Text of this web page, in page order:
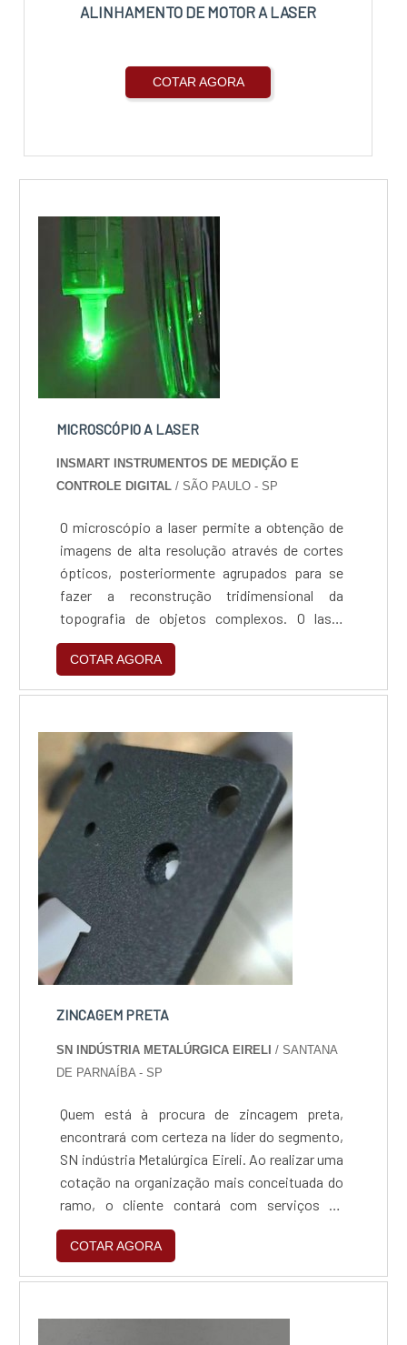
ALINHAMENTO DE MOTOR A LASER
COTAR AGORA
MICROSCÓPIO A LASER
INSMART INSTRUMENTOS DE MEDIÇÃO E
CONTROLE DIGITAL/ SÃO PAULO - SP
O microscópio a laser permite a obtenção de
imagens de alta resolução através de cortes
ópticos, posteriormente agrupados para se
fazer a reconstrução tridimensional da
topografia de objetos complexos. O laser
possibilita a eliminação de informações fora
de foco da imagem, o que favorece a aquisição
de amostras mais espessas, como biofilmes
dentários e dentre outros tipos celulares.Onde
é possív...
COTAR AGORA
ZINCAGEM PRETA
SN INDÚSTRIA METALÚRGICA EIRELI/ SANTANA
DE PARNAÍBA - SP
Quem está à procura de zincagem preta,
encontrará com certeza na líder do segmento,
SN indústria Metalúrgica Eireli. Ao realizar uma
cotação na organização mais conceituada do
ramo, o cliente contará com serviços de
excelência e o suporte de especialistas para
sanar eventuais dúvidas.Quando o tema é
zincagem preta, com a SN indústria
custo-benefício e um design completo de
COTAR AGORA